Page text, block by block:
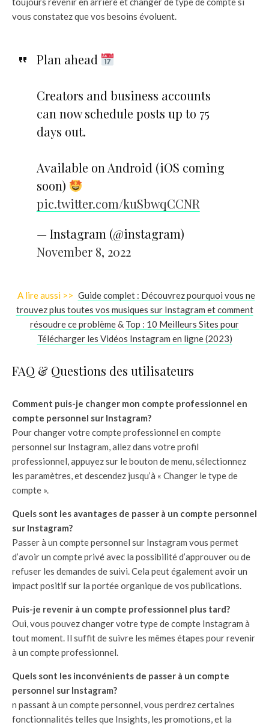
vous constatez que vos besoins évoluent.
Plan ahead
Creators and business accounts
can now schedule posts up to 75
days out.
Available on Android (iOS coming
soon)
pic.twitter.com/kuSbwqCCNR
— Instagram (@instagram)
November 8, 2022
A lire aussi >> Guide complet : Découvrez pourquoi vous ne
trouvez plus toutes vos musiques sur Instagram et comment
résoudre ce problème& Top : 10 Meilleurs Sites pour
Télécharger les Vidéos Instagram en ligne (2023)
FAQ & Questions des utilisateurs
Comment puis-je changer mon compte professionnel en
compte personnel sur Instagram?
Pour changer votre compte professionnel en compte
personnel sur Instagram, allez dans votre profil
professionnel, appuyez sur le bouton de menu, sélectionnez
les paramètres, et descendez jusqu’à « Changer le type de
compte ».
Quels sont les avantages de passer à un compte personnel
sur Instagram?
Passer à un compte personnel sur Instagram vous permet
d’avoir un compte privé avec la possibilité d’approuver ou de
refuser les demandes de suivi. Cela peut également avoir un
impact positif sur la portée organique de vos publications.
Puis-je revenir à un compte professionnel plus tard?
Oui, vous pouvez changer votre type de compte Instagram à
tout moment. Il suffit de suivre les mêmes étapes pour revenir
à un compte professionnel.
Quels sont les inconvénients de passer à un compte
personnel sur Instagram?
n passant à un compte personnel, vous perdrez certaines
fonctionnalités telles que Insights, les promotions, et la